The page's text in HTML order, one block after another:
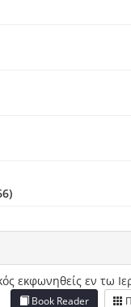
εκφωνηθείς εν τω
Book Reader